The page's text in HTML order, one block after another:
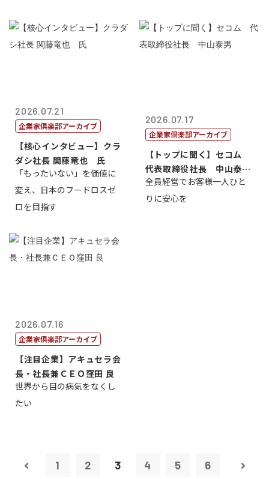
2026.07.21
企業家倶楽部アーカイブ
【核心インタビュー】クラ
ダシ社長 関藤竜也 氏
「もったいない」を価値に
変え、日本のフードロスゼ
ロを目指す
2026.07.17
企業家倶楽部アーカイブ
【トップに聞く】セコム
代表取締役社長 中山泰
男
全員経営でお客様一人ひと
りに安心を
2026.07.16
企業家倶楽部アーカイブ
【注目企業】アキュセラ会
長・社長兼ＣＥＯ窪田 良
世界から目の病気をなくし
たい
1 2 3 4 5 6